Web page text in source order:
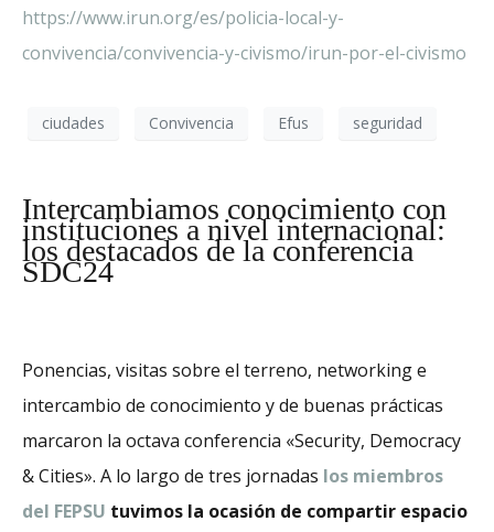
https://www.irun.org/es/policia-local-y-
convivencia/convivencia-y-civismo/irun-por-el-civismo
ciudades Convivencia Efus seguridad
Intercambiamos conocimiento con
instituciones a nivel internacional:
los destacados de la conferencia
SDC24
Ponencias, visitas sobre el terreno, networking e
intercambio de conocimiento y de buenas prácticas
marcaron la octava conferencia «Security, Democracy
& Cities». A lo largo de tres jornadas los miembros
del FEPSU tuvimos la ocasión de compartir espacio